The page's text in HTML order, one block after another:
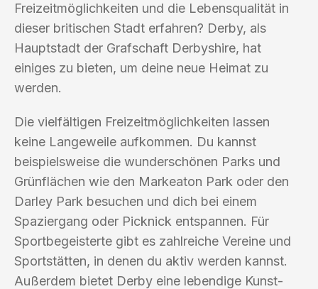
Freizeitmöglichkeiten und die Lebensqualität in
dieser britischen Stadt erfahren? Derby, als
Hauptstadt der Grafschaft Derbyshire, hat
einiges zu bieten, um deine neue Heimat zu
werden.
Die vielfältigen Freizeitmöglichkeiten lassen
keine Langeweile aufkommen. Du kannst
beispielsweise die wunderschönen Parks und
Grünflächen wie den Markeaton Park oder den
Darley Park besuchen und dich bei einem
Spaziergang oder Picknick entspannen. Für
Sportbegeisterte gibt es zahlreiche Vereine und
Sportstätten, in denen du aktiv werden kannst.
Außerdem bietet Derby eine lebendige Kunst-